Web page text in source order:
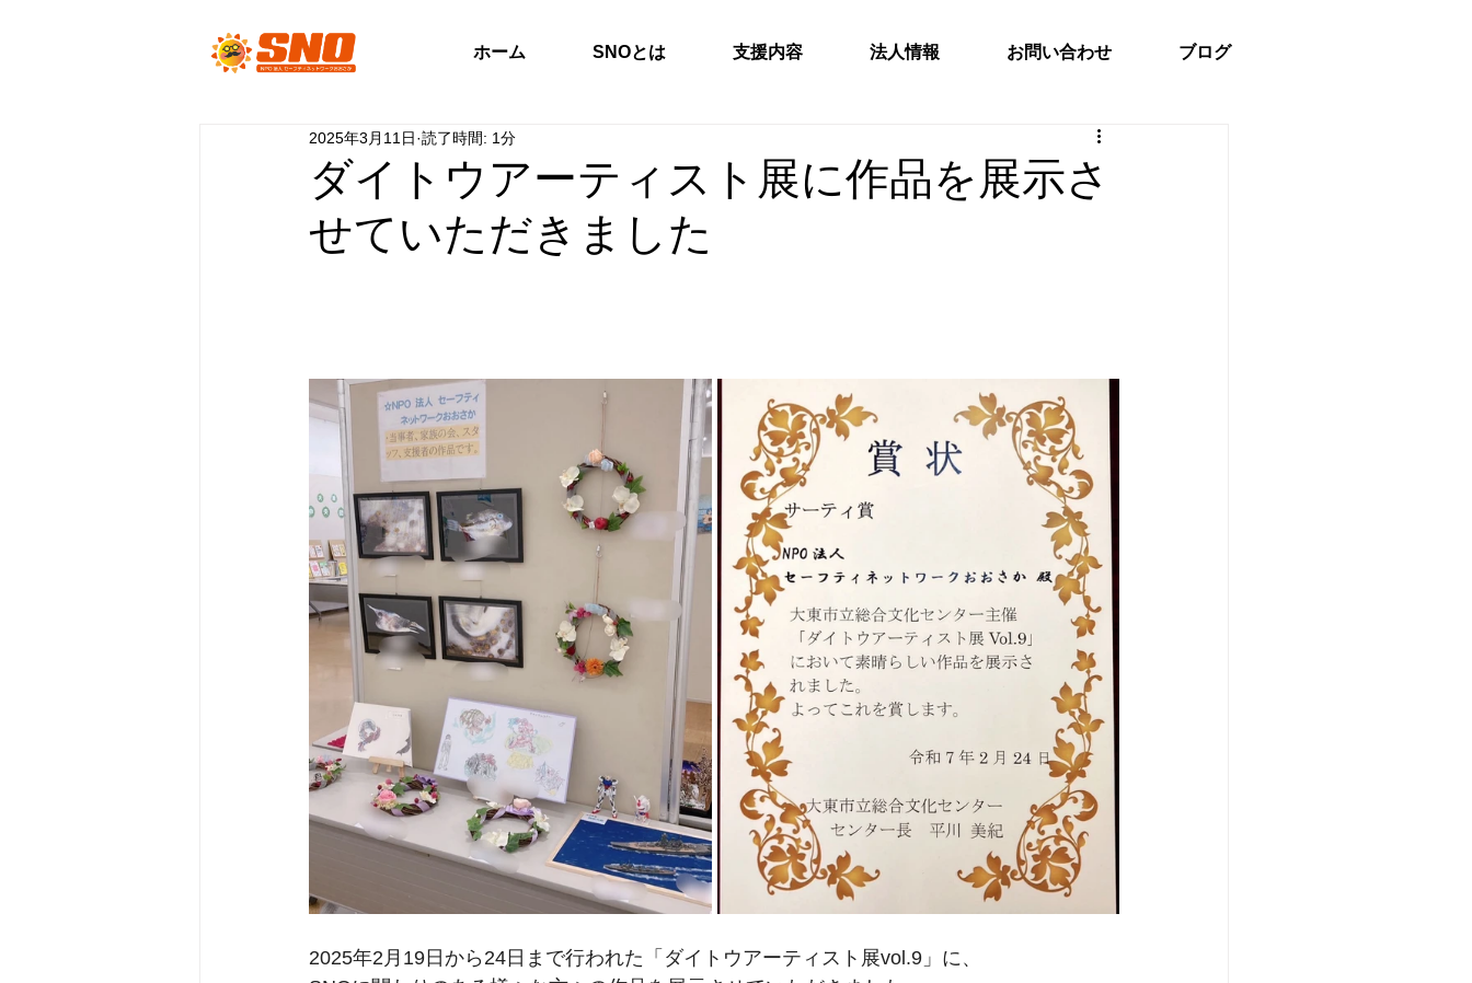
ホーム SNOとは 支援内容 法人情報 お問い合わせ ブログ
ダイトウアーティスト展に作品を展示さ
せていただきました
2025年3月11日 読了時間: 1分
2025年2月19日から24日まで行われた「ダイトウアーティスト展vol.9」に、